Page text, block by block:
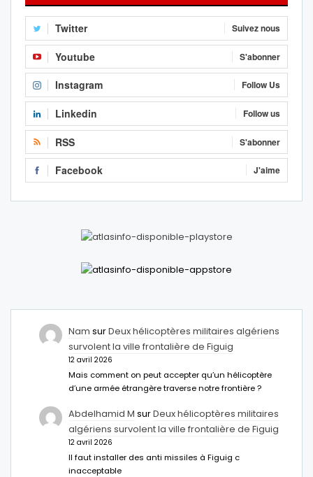
Twitter Suivez nous
Youtube S'abonner
Instagram Follow Us
Linkedin Follow us
RSS S'abonner
Facebook J'aime
Nam surDeux hélicoptères militaires algériens
survolent la ville frontalière de Figuig
12 avril 2026
Mais comment on peut accepter qu’un hélicoptère
d’une armée étrangère traverse notre frontière ?
Abdelhamid M surDeux hélicoptères militaires
algériens survolent la ville frontalière de Figuig
12 avril 2026
Il faut installer des anti missiles à Figuig c
inacceptable